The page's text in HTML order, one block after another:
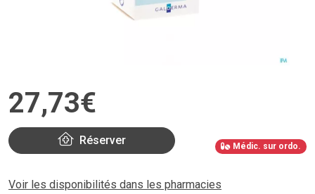
27,73€
Réserver Médic. sur ordo.
Voir les disponibilités dans les pharmacies